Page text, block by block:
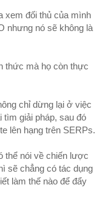
xem đối thủ của mình
nhưng nó sẽ không là
thức mà họ còn thực
chỉ dừng lại ở việc
tìm giải pháp, sau đó
lên hạng trên SERPs.
thể nói về chiến lược
sẽ chẳng có tác dụng
làm thế nào để đẩy